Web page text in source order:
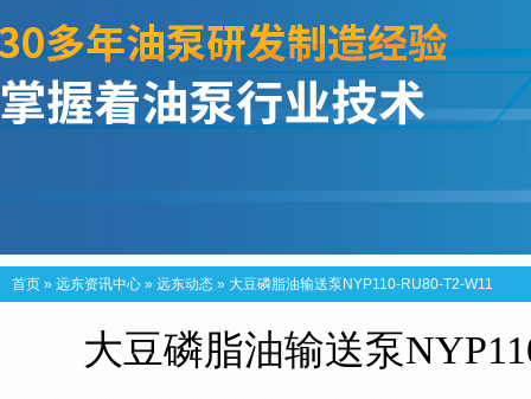
首页 » 远东资讯中心 » 远东动态 » 大豆磷脂油输送泵NYP110-RU80-T2-W11
大豆磷脂油输送泵